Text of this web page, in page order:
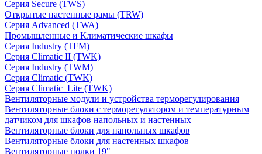
Серия Secure (TWS)
Открытые настенные рамы (TRW)
Серия Advanced (TWA)
Промышленные и Климатические шкафы
Серия Industry (TFM)
Серия Climatic II (TWK)
Серия Industry (TWM)
Серия Climatic (TWK)
Серия Climatic_Lite (TWK)
Вентиляторные модули и устройства терморегулирования
Вентиляторные блоки с терморегулятором и температурным
датчиком для шкафов напольных и настенных
Вентиляторные блоки для напольных шкафов
Вентиляторные блоки для настенных шкафов
Вентиляторные полки 19"